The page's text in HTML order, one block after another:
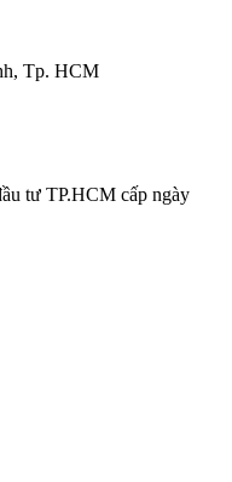
Tp. HCM
tư TP.HCM cấp ngày